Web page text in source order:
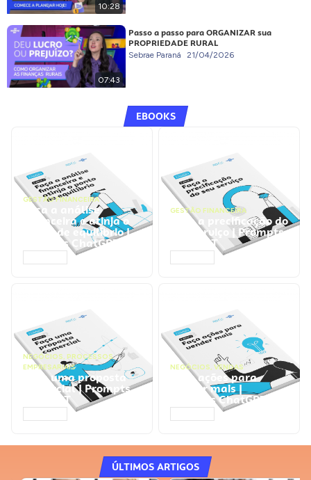
10:28
07:43
Passo a passo para ORGANIZAR sua
PROPRIEDADE RURAL
Sebrae Paraná 21/04/2026
EBOOKS
GESTÃO FINANCEIRA
Faça a análise
financeira e atinja o
ponto de equilíbrio |
Prompts ChatGPT
GESTÃO FINANCEIRA
Faça a precificação do
seu serviço | Prompts
ChatGPT
NEGÓCIOS, PROCESSOS
EMPRESARIAIS
Faça uma proposta
comercial | Prompts
ChatGPT
NEGÓCIOS, VENDAS
Faça ações para
vender mais |
Prompts ChatGPT
ÚLTIMOS ARTIGOS